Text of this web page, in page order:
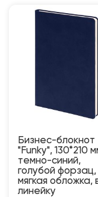
Бизнес-блокнот
"Funky", 130*210
темно-синий,
голубой форзац,
мягкая обложка,
линейку